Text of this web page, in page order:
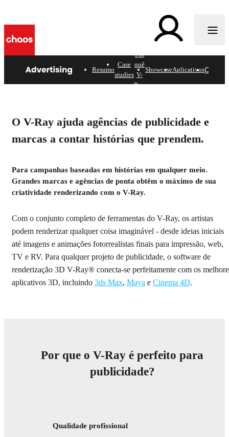
Veja como o Chaos V-Ray ajuda as principais agências
a fornecer imagens e animações fotorrealistas para
Comece
Resumo
Case
studies
Por
quê
V-
Ray
ShowcaseAplicativos
O V-Ray ajuda agências de publicidade e
marcas a contar histórias que prendem.
Para campanhas baseadas em histórias em qualquer meio.
Grandes marcas e agências de ponta obtêm o máximo de sua
criatividade renderizando com o V-Ray.
Com o conjunto completo de ferramentas do V-Ray, os artistas
podem renderizar qualquer coisa imaginável - desde ideias iniciais
até imagens e animações fotorrealistas finais para impressão, web,
TV e RV. Para qualquer projeto de publicidade, o software de
renderização 3D V-Ray® conecta-se perfeitamente com os
aplicativos 3D, incluindo 3ds Max, Maya e Cinema 4D.
Por que o V-Ray é perfeito para
publicidade?
Qualidade profissional